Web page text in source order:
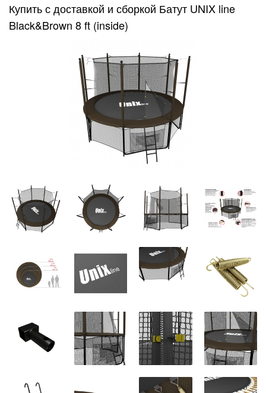
Купить с доставкой и сборкой Батут UNIX line
Black&Brown 8 ft (inside)